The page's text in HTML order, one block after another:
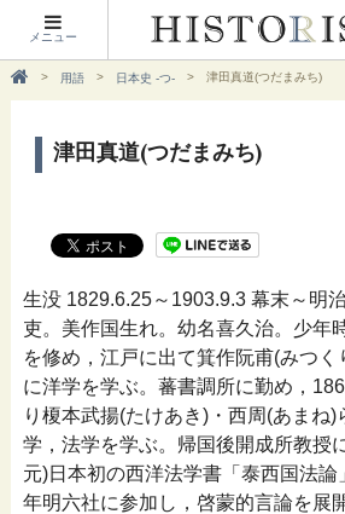
メニュー
用語 日本史 -つ- 津田真道(つだまみち)
津田真道(つだまみち)
生没 1829.6.25～1903.9.3 幕末～明
吏。美作国生れ。幼名喜久治。少年
を修め，江戸に出て箕作阮甫(みつ
に洋学を学ぶ。蕃書調所に勤め，
り榎本武揚(たけあき)・西周(あまね)
学，法学を学ぶ。帰国後開成所教授
元)日本初の西洋法学書「泰西国法
年明六社に参加し，啓蒙的言論を展